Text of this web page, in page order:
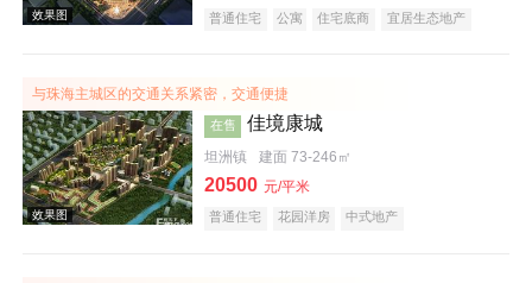
效果图 普通住宅 公寓 住宅底商
宜居生态地产
与珠海主城区的交通关系紧密，交通便捷
在售 佳境康城
坦洲镇 建面 73-246㎡
20500 元/平米
普通住宅 花园洋房 中式地产